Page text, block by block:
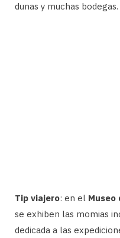
dunas y muchas bodegas.
Tip viajero: en el Museo
se exhiben las momias
dedicada a las